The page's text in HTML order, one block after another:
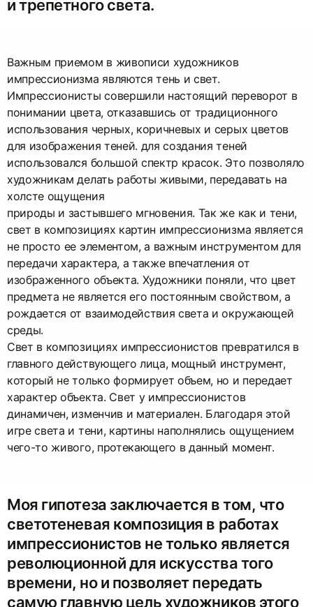
и трепетного света.
Важным приемом в живописи художников
импрессионизма являются тень и свет.
Импрессионисты совершили настоящий переворот в
понимании цвета, отказавшись от традиционного
использования черных, коричневых и серых цветов
для изображения теней. для создания теней
использовался большой спектр красок. Это позволяло
художникам делать работы живыми, передавать на
холсте ощущения
природы и застывшего мгновения. Так же как и тени,
свет в композициях картин импрессионизма является
не просто ее элементом, а важным инструментом для
передачи характера, а также впечатления от
изображенного объекта. Художники поняли, что цвет
предмета не является его постоянным свойством, а
рождается от взаимодействия света и окружающей
среды.
Свет в композициях импрессионистов превратился в
главного действующего лица, мощный инструмент,
который не только формирует объем, но и передает
характер объекта. Свет у импрессионистов
динамичен, изменчив и материален. Благодаря этой
игре света и тени, картины наполнялись ощущением
чего-то живого, протекающего в данный момент.
Моя гипотеза заключается в том, что
светотеневая композиция в работах
импрессионистов не только является
революционной для искусства того
времени, но и позволяет передать
самую главную цель художников этого